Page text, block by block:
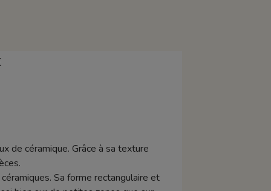
de céramique. Grâce à sa texture
Sa forme rectangulaire et